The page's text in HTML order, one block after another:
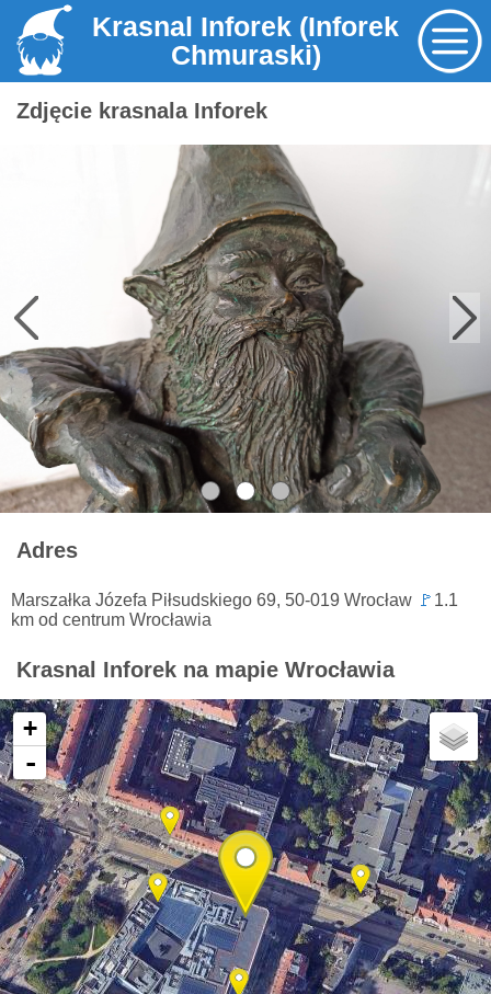
Krasnal Inforek (Inforek
Chmuraski)
Zdjęcie krasnala Inforek
Adres
Marszałka Józefa Piłsudskiego 69, 50-019 Wrocław 🚩 1.1
km od centrum Wrocławia
Krasnal Inforek na mapie Wrocławia
+
-